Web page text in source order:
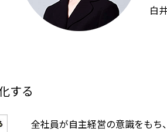
白
する
全社員が自主経営の意識をも